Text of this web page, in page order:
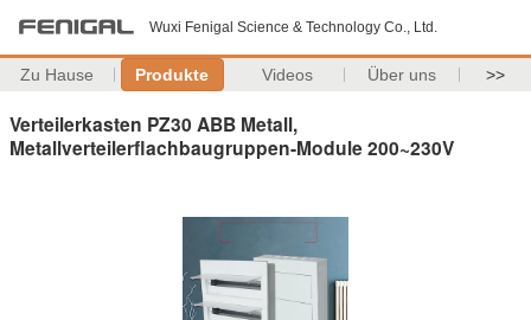
Wuxi Fenigal Science & Technology Co., Ltd.
Zu Hause Produkte Videos Über uns >>
Verteilerkasten PZ30 ABB Metall,
Metallverteilerflachbaugruppen-Module 200~230V